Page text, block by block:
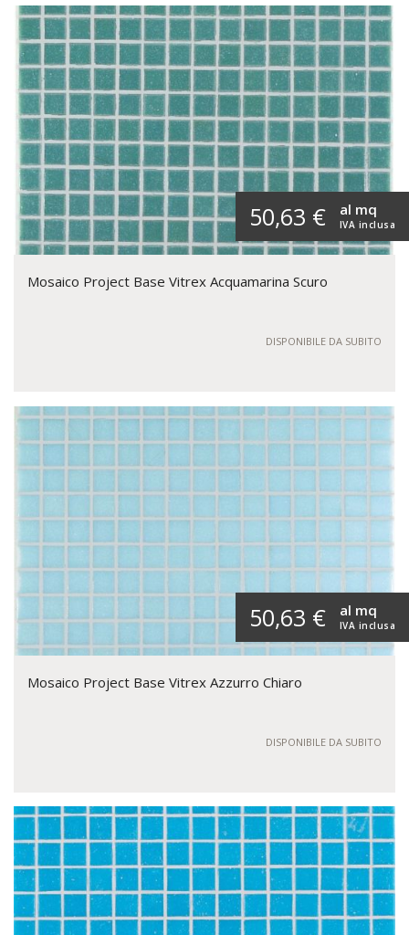
50,63 € IVA inclusa
al mq
Mosaico Project Base Vitrex Acquamarina Scuro
DISPONIBILE DA SUBITO
50,63 € IVA inclusa
al mq
Mosaico Project Base Vitrex Azzurro Chiaro
DISPONIBILE DA SUBITO